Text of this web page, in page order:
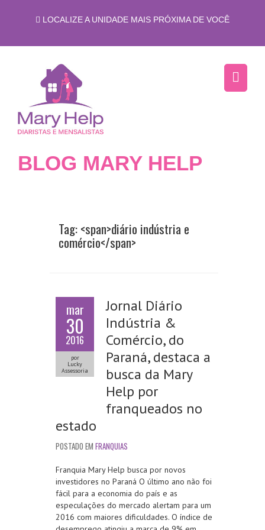
LOCALIZE A UNIDADE MAIS PRÓXIMA DE VOCÊ
BLOG MARY HELP
Tag: <span>diário indústria e
comércio</span>
mar
30
2016
por
Lucky
Assessoria
Jornal Diário
Indústria &
Comércio, do
Paraná, destaca a
busca da Mary
Help por
franqueados no
estado
POSTADO EM FRANQUIAS
Franquia Mary Help busca por novos
investidores no Paraná O último ano não foi
fácil para a economia do país e as
especulações do mercado alertam para um
2016 com maiores dificuldades. O índice de